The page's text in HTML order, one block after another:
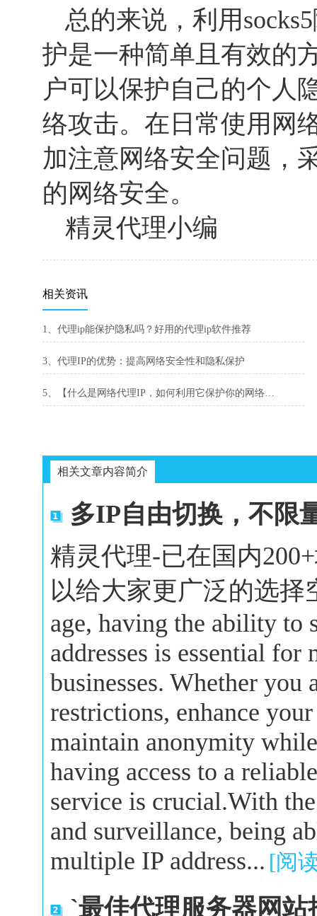
总的来说，利用
护是一种简单且有效的
户可以保护自己的个人
络攻击。在日常使用网
加注意网络安全问题，
的网络安全。
精灵代理小编
相关资讯
1、代理ip能保护隐私吗？好用的代理ip软件推荐
3、代理IP的优势：提高网络安全性和隐私保护
5、【什么是网络代理IP，如何利用它保护你的网络安全】
相关文章内容简介
多IP自由切换，不限
精灵代理-已在国内
以给大家更广泛的选择
age, having the ability to
addresses is essential
businesses. Whether you
restrictions, enhance
maintain anonymity
having access to a
service is crucial.With
and surveillance, being
multiple IP address... [阅
`最佳代理服务器网